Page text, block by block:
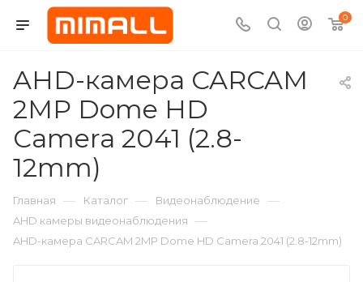
0
AHD-камера CARCAM
2MP Dome HD
Camera 2041 (2.8-
12mm)
Главная — Каталог — Видеонаблюдение —
AHD камеры видеонаблюдения —
AHD-камера CARCAM 2MP Dome HD Camera 2041 (2.8-12mm)